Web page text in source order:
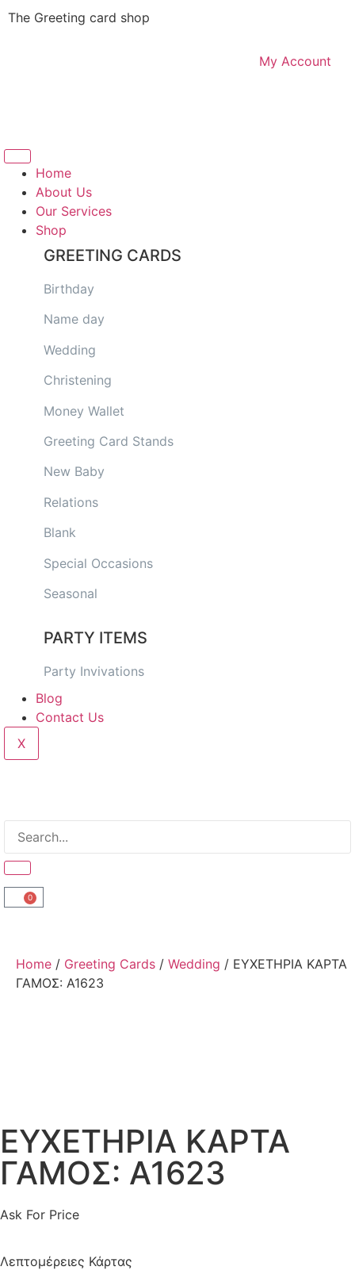
The Greeting card shop
My Account
Home
About Us
Our Services
Shop
GREETING CARDS
Birthday
Name day
Wedding
Christening
Money Wallet
Greeting Card Stands
New Baby
Relations
Blank
Special Occasions
Seasonal
PARTY ITEMS
Party Invivations
Blog
Contact Us
X
0
Home / Greeting Cards / Wedding / ΕΥΧΕΤΗΡΙΑ ΚΑΡΤΑ
ΓΑΜΟΣ: A1623
ΕΥΧΕΤΗΡΙΑ ΚΑΡΤΑ
ΓΑΜΟΣ: A1623
Ask For Price
Λεπτομέρειες Κάρτας